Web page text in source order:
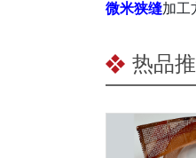
微米狭缝加工
热品